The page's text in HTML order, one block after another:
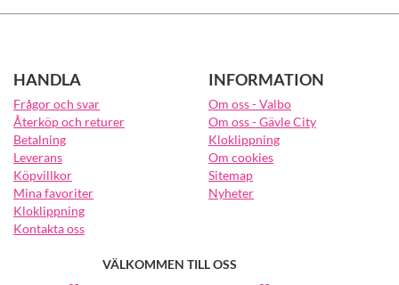
HANDLA
Frågor och svar
Återköp och returer
Betalning
Leverans
Köpvillkor
Mina favoriter
Kloklippning
Kontakta oss
INFORMATION
Om oss - Valbo
Om oss - Gävle City
Kloklippning
Om cookies
Sitemap
Nyheter
VÄLKOMMEN TILL OSS